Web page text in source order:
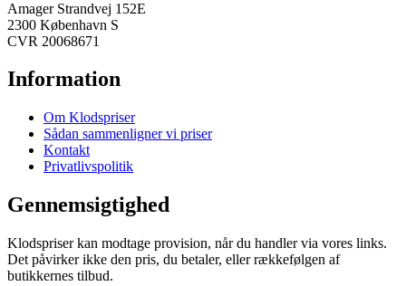
Amager Strandvej 152E
2300 København S
CVR 20068671
Information
Om Klodspriser
Sådan sammenligner vi priser
Kontakt
Privatlivspolitik
Gennemsigtighed
Klodspriser kan modtage provision, når du handler via vores links.
Det påvirker ikke den pris, du betaler, eller rækkefølgen af
butikkernes tilbud.